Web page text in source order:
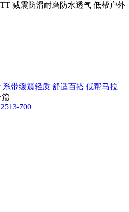
TT 减震防滑耐磨防水透气 低帮户外
系带缓震轻质 舒适百搭 低帮马拉
篇
700